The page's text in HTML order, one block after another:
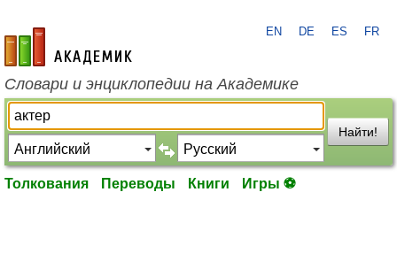
academic.ru
EN DE ES FR
Словари и энциклопедии на Академике
Найти!
Толкования Переводы Книги Игры ⚽